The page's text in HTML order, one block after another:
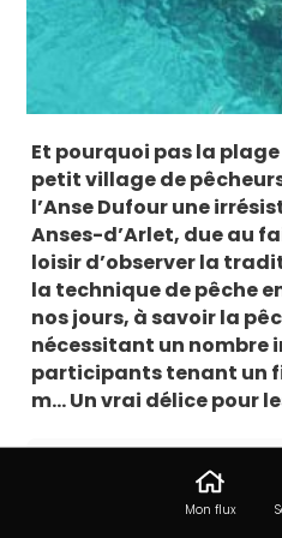
Et pourquoi pas la plage
petit village de
l’Anse Dufour une
Anses-d’Arlet, due au
loisir d’observer la
la technique de pêche
nos jours, à savoir la
nécessitant un nombre
participants tenant un
m… Un vrai délice pour
Informations sur
Mon flux